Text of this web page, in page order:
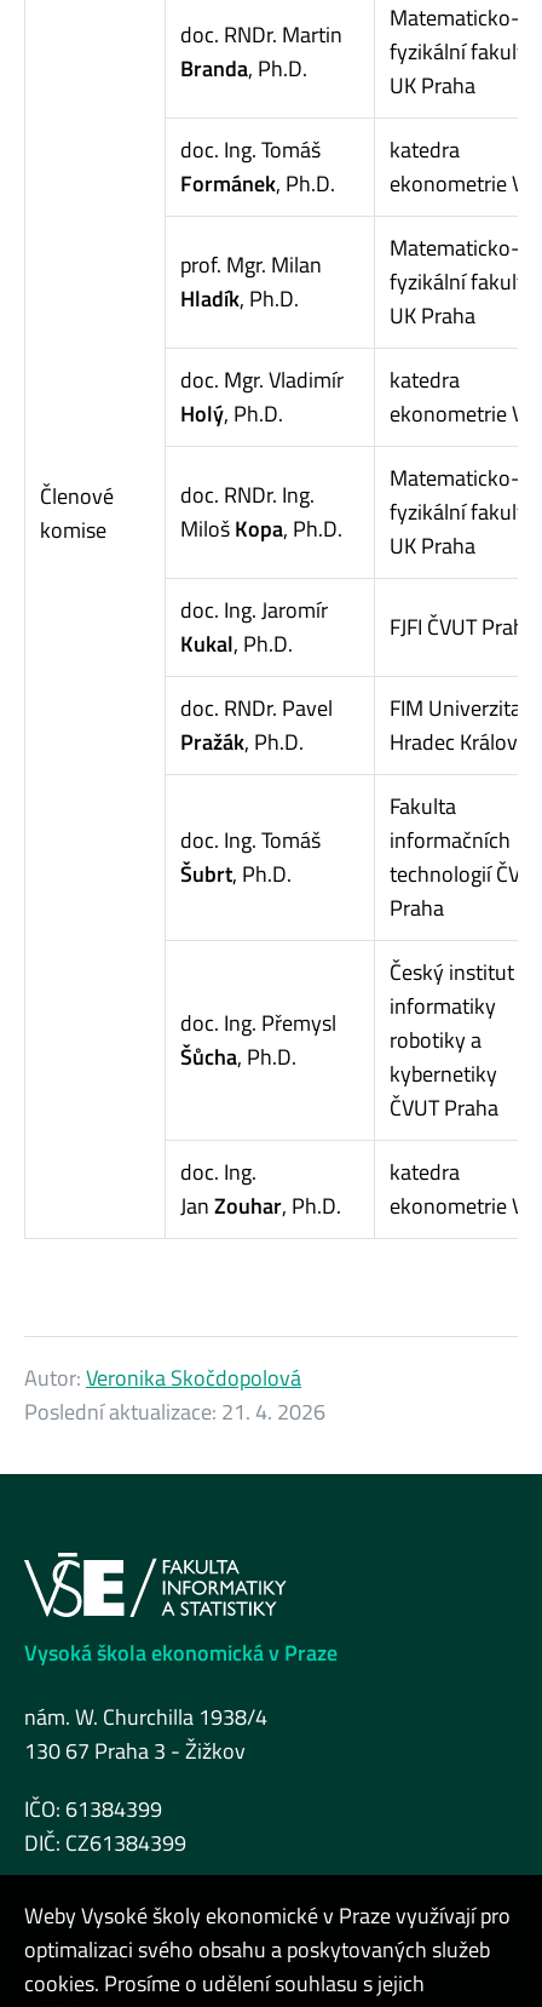
Členové
komise
doc. RNDr. Martin
Branda, Ph.D.
Matematicko-
fyzikální fakulta
UK Praha
doc. Ing. Tomáš
Formánek, Ph.D.
katedra
ekonometrie
prof. Mgr. Milan
Hladík, Ph.D.
Matematicko-
fyzikální fakulta
UK Praha
doc. Mgr. Vladimír
Holý, Ph.D.
katedra
ekonometrie
doc. RNDr. Ing.
MilošKopa, Ph.D.
Matematicko-
fyzikální fakulta
UK Praha
doc. Ing. Jaromír
Kukal, Ph.D.
FJFI ČVUT Praha
doc. RNDr. Pavel
Pražák, Ph.D.
FIM Univerzita
Hradec Králové
doc. Ing. Tomáš
Šubrt, Ph.D.
Fakulta
informačních
technologií
Praha
doc. Ing. Přemysl
Šůcha, Ph.D.
Český institut
informatiky
robotiky a
kybernetiky
ČVUT Praha
doc. Ing.
JanZouhar, Ph.D.
katedra
ekonometrie
Autor:Veronika Skočdopolová
Poslední aktualizace: 21. 4. 2026
Vysoká škola ekonomická v Praze
nám. W. Churchilla 1938/4
130 67 Praha 3 - Žižkov
IČO: 61384399
DIČ: CZ61384399
Weby Vysoké školy ekonomické v Praze využívají pro
optimalizaci svého obsahu a poskytovaných služeb
cookies. Prosíme o udělení souhlasu s jejich